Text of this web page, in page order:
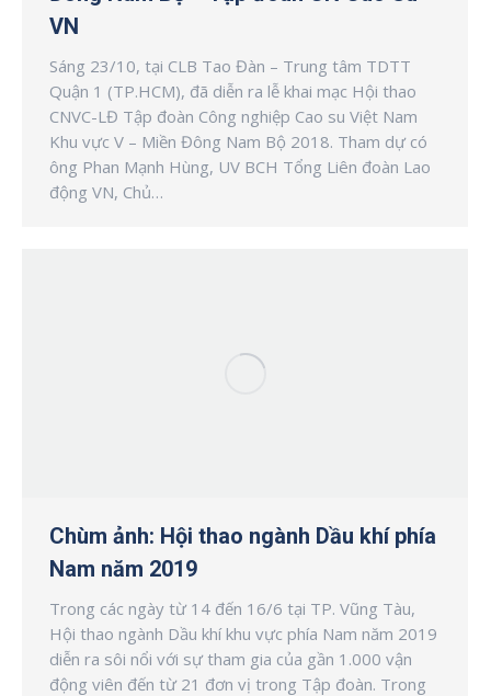
VN
Sáng 23/10, tại CLB Tao Đàn – Trung tâm TDTT
Quận 1 (TP.HCM), đã diễn ra lễ khai mạc Hội thao
CNVC-LĐ Tập đoàn Công nghiệp Cao su Việt Nam
Khu vực V – Miền Đông Nam Bộ 2018. Tham dự có
ông Phan Mạnh Hùng, UV BCH Tổng Liên đoàn Lao
động VN, Chủ…
Chùm ảnh: Hội thao ngành Dầu khí phía
Nam năm 2019
Trong các ngày từ 14 đến 16/6 tại TP. Vũng Tàu,
Hội thao ngành Dầu khí khu vực phía Nam năm 2019
diễn ra sôi nổi với sự tham gia của gần 1.000 vận
động viên đến từ 21 đơn vị trong Tập đoàn. Trong